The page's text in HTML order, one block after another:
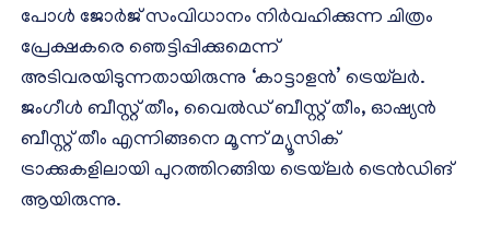
പോൾ ജോർജ് സംവിധാനം നിർവഹിക്കുന്ന ചിത്രം
പ്രേക്ഷകരെ ഞെട്ടിപ്പിക്കുമെന്ന്
അടിവരയിടുന്നതായിരുന്നു ‘കാട്ടാളൻ’ ട്രെയ്‌ലർ.
ജംഗീൾ ബീസ്റ്റ് തീം, വൈൽഡ് ബീസ്റ്റ് തീം, ഓഷ്യൻ
ബീസ്റ്റ് തീം എന്നിങ്ങനെ മൂന്ന് മ്യൂസിക്
ട്രാക്കുകളിലായി പുറത്തിറങ്ങിയ ട്രെയ്‌ലർ ട്രെൻഡിങ്
ആയിരുന്നു.